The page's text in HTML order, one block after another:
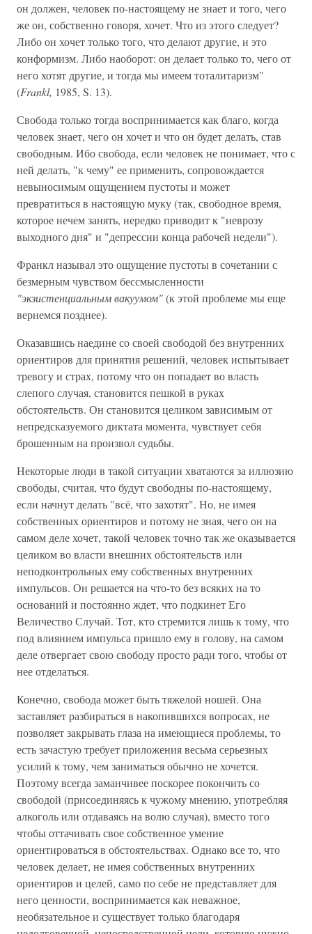
он должен, человек по-настоящему не знает и того, чего
же он, собственно говоря, хочет. Что из этого следует?
Либо он хочет только того, что делают другие, и это
конформизм. Либо наоборот: он делает только то, чего от
него хотят другие, и тогда мы имеем тоталитаризм"
(Frankl, 1985, S. 13).
Свобода только тогда воспринимается как благо, когда
человек знает, чего он хочет и что он будет делать, став
свободным. Ибо свобода, если человек не понимает, что с
ней делать, "к чему" ее применить, сопровождается
невыносимым ощущением пустоты и может
превратиться в настоящую муку (так, свободное время,
которое нечем занять, нередко приводит к "неврозу
выходного дня" и "депрессии конца рабочей недели").
Франкл называл это ощущение пустоты в сочетании с
безмерным чувством бессмысленности
"экзистенциальным вакуумом"(к этой проблеме мы еще
вернемся позднее).
Оказавшись наедине со своей свободой без внутренних
ориентиров для принятия решений, человек испытывает
тревогу и страх, потому что он попадает во власть
слепого случая, становится пешкой в руках
обстоятельств. Он становится целиком зависимым от
непредсказуемого диктата момента, чувствует себя
брошенным на произвол судьбы.
Некоторые люди в такой ситуации хватаются за иллюзию
свободы, считая, что будут свободны по-настоящему,
если начнут делать "всё, что захотят". Но, не имея
собственных ориентиров и потому не зная, чего он на
самом деле хочет, такой человек точно так же оказывается
целиком во власти внешних обстоятельств или
неподконтрольных ему собственных внутренних
импульсов. Он решается на что-то без всяких на то
оснований и постоянно ждет, что подкинет Его
Величество Случай. Тот, кто стремится лишь к тому, что
под влиянием импульса пришло ему в голову, на самом
деле отвергает свою свободу просто ради того, чтобы от
нее отделаться.
Конечно, свобода может быть тяжелой ношей. Она
заставляет разбираться в накопившихся вопросах, не
позволяет закрывать глаза на имеющиеся проблемы, то
есть зачастую требует приложения весьма серьезных
усилий к тому, чем заниматься обычно не хочется.
Поэтому всегда заманчивее поскорее покончить со
свободой (присоединяясь к чужому мнению, употребляя
алкоголь или отдаваясь на волю случая), вместо того
чтобы оттачивать свое собственное умение
ориентироваться в обстоятельствах. Однако все то, что
человек делает, не имея собственных внутренних
ориентиров и целей, само по себе не представляет для
него ценности, воспринимается как неважное,
необязательное и существует только благодаря